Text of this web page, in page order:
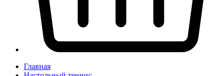
Главная